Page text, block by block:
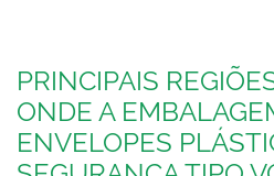
PRINCIPAIS
ONDE A
ENVELOPES